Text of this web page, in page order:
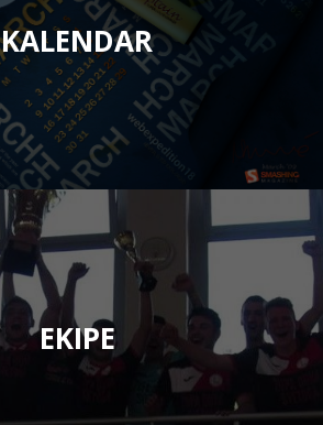
KALENDAR
EKIPE